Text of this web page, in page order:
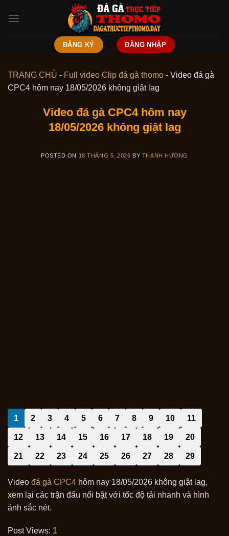
ĐĂNG KÝ ĐĂNG NHẬP
TRANG CHỦ - Full video Clip đá gà thomo - Video đá gà
CPC4 hôm nay 18/05/2026 không giật lag
Video đá gà CPC4 hôm nay
18/05/2026 không giật lag
POSTED ON 18 THÁNG 5, 2026 BY THANH HƯƠNG
1 2 3 4 5 6 7 8 9 10 11
12 13 14 15 16 17 18 19 20
21 22 23 24 25 26 27 28 29
Video đá gà CPC4 hôm nay 18/05/2026 không giật lag,
xem lại các trận đấu nổi bật với tốc độ tải nhanh và hình
ảnh sắc nét.
Post Views: 1